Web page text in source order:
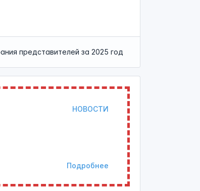
представителей за 2025 год
НОВОСТИ
Подробнее